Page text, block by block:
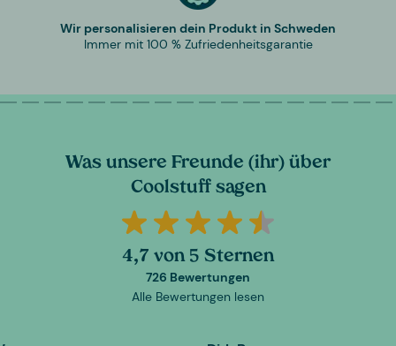
Wir personalisieren dein Produkt in Schweden
Immer mit 100 % Zufriedenheitsgarantie
Was unsere Freunde (ihr) über
Coolstuff sagen
4,7 von 5 Sternen
726 Bewertungen
Alle Bewertungen lesen